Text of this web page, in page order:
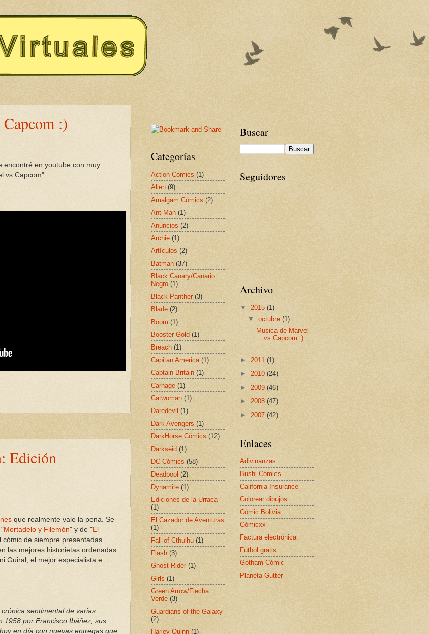
:)
encontré en youtube con muy
vs Capcom".
Edición
que realmente vale la pena. Se
Mortadelo y Filemón" y de "El
cómic de siempre presentadas
las mejores historietas ordenadas
Guiral, el mejor especialista e
sentimental de varias
1958 por Francisco Ibáñez, sus
en día con nuevas entregas que
Categorías
Action Comics (1)
Alien (9)
Amalgam Cómics (2)
Ant-Man (1)
Anuncios (2)
Archie (1)
Artículos (2)
Batman (37)
Black Canary/Canario
Negro (1)
Black Panther (3)
Blade (2)
Boom (1)
Booster Gold (1)
Breach (1)
Capitan America (1)
Captain Britain (1)
Carnage (1)
Catwoman (1)
Daredevil (1)
Dark Avengers (1)
DarkHorse Cómics (12)
Darkseid (1)
DC Cómics (58)
Deadpool (2)
Dynamite (1)
Ediciones de la Urraca
(1)
El Cazador de Aventuras
(1)
Fall of Cthulhu (1)
Flash (3)
Ghost Rider (1)
Girls (1)
Green Arrow/Flecha
Verde (3)
Guardians of the Galaxy
(2)
Harley Quinn (1)
Buscar
Seguidores
Archivo
▼ 2015 (1)
▼octubre(1)
Musica de Marvel
vs Capcom :)
► 2011 (1)
► 2010 (24)
► 2009 (46)
► 2008 (47)
► 2007 (42)
Enlaces
Adivinanzas
Bushi Cómics
California Insurance
Colorear dibujos
Cómic Bolivia
Cómicxx
Factura electrónica
Futbol gratis
Gotham Cómic
Planeta Gutter